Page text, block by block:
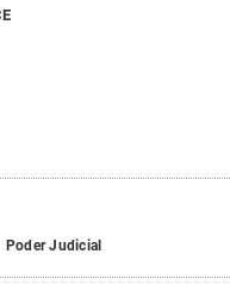
Poder Judicial